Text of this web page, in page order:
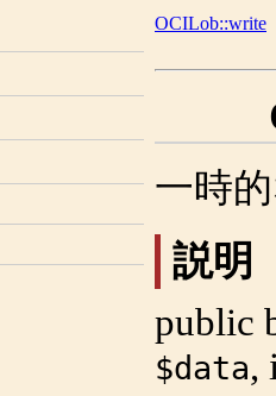
OCILob::write
一時
説明
public
$data,